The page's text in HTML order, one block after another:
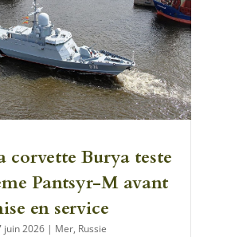
corvette Burya teste
Pantsyr-M avant
en service
juin 2026| Mer, Russie